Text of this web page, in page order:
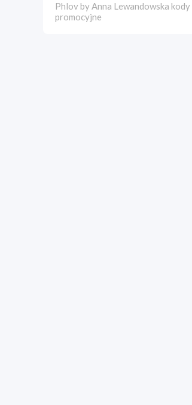
Phlov by Anna Lewandowska kody
promocyjne